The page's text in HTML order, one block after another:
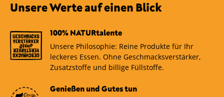
Unsere Werte auf einen Blick
100% NATURtalente
Unsere Philosophie: Reine Produkte für Ihr
leckeres Essen. Ohne Geschmacksverstärker,
Zusatzstoffe und billige Füllstoffe.
Genießen und Gutes tun